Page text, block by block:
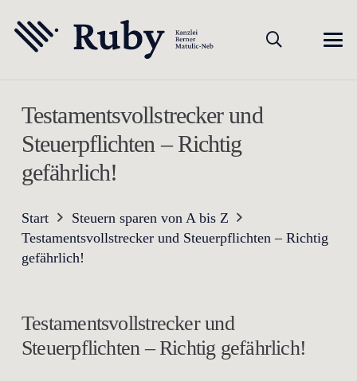
Testamentsvollstrecker und
Steuerpflichten – Richtig
gefährlich!
Start
Steuern sparen von A bis Z
Testamentsvollstrecker und Steuerpflichten – Richtig
gefährlich!
Testamentsvollstrecker und
Steuerpflichten – Richtig gefährlich!